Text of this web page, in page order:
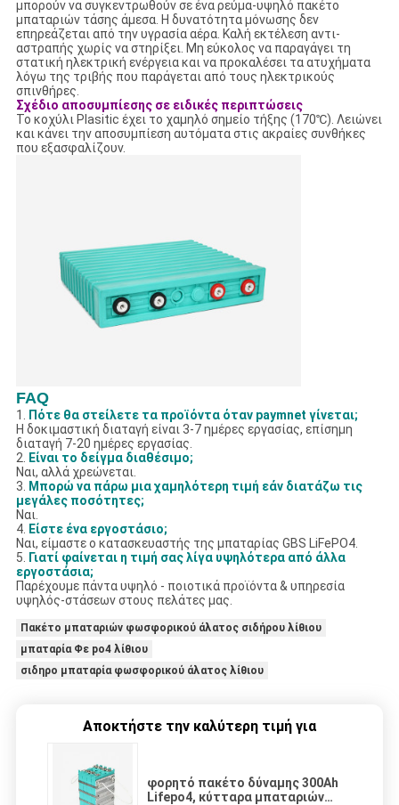
μπορούν να συγκεντρωθούν σε ένα ρεύμα-υψηλό πακέτο
μπαταριών τάσης άμεσα. Η δυνατότητα μόνωσης δεν
επηρεάζεται από την υγρασία αέρα. Καλή εκτέλεση αντι-
αστραπής χωρίς να στηρίξει. Μη εύκολος να παραγάγει τη
στατική ηλεκτρική ενέργεια και να προκαλέσει τα ατυχήματα
λόγω της τριβής που παράγεται από τους ηλεκτρικούς
σπινθήρες.
Σχέδιο αποσυμπίεσης σε ειδικές περιπτώσεις
Το κοχύλι Plasitic έχει το χαμηλό σημείο τήξης (170℃). Λειώνει
και κάνει την αποσυμπίεση αυτόματα στις ακραίες συνθήκες
που εξασφαλίζουν.
FAQ
1.
Πότε θα στείλετε τα προϊόντα όταν paymnet γίνεται;
Η δοκιμαστική διαταγή είναι 3-7 ημέρες εργασίας, επίσημη
διαταγή 7-20 ημέρες εργασίας.
2.
Είναι το δείγμα διαθέσιμο;
Ναι, αλλά χρεώνεται.
3.
Μπορώ να πάρω μια χαμηλότερη τιμή εάν διατάζω τις
μεγάλες ποσότητες;
Ναι.
4. Είστε ένα εργοστάσιο;
Ναι, είμαστε ο κατασκευαστής της μπαταρίας GBS LiFePO4.
5.
Γιατί φαίνεται η τιμή σας λίγα υψηλότερα από άλλα
εργοστάσια;
Παρέχουμε πάντα υψηλό - ποιοτικά προϊόντα & υπηρεσία
υψηλός-στάσεων στους πελάτες μας.
Πακέτο μπαταριών φωσφορικού άλατος σιδήρου λίθιου
μπαταρία Φε po4 λίθιου
σιδηρο μπαταρία φωσφορικού άλατος λίθιου
Αποκτήστε την καλύτερη τιμή για
φορητό πακέτο δύναμης 300Ah
Lifepo4, κύτταρα μπαταριών